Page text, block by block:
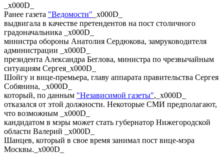
_x000D_
Ранее газета "Ведомости" _x000D_
выдвигала в качестве претендентов на пост столичного
градоначальника _x000D_
министра обороны Анатолия Сердюкова, замруководителя
администрации _x000D_
президента Александра Беглова, министра по чрезвычайным
ситуациям Сергея_x000D_
Шойгу и вице-премьера, главу аппарата правительства Сергея
Собянина, _x000D_
который, по данным "Независимой газеты",_x000D_
отказался от этой должности. Некоторые СМИ предполагают,
что возможным _x000D_
кандидатом в мэры может стать губернатор Нижегородской
области Валерий _x000D_
Шанцев, который в свое время занимал пост вице-мэра
Москвы._x000D_